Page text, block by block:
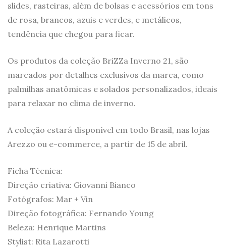
slides, rasteiras, além de bolsas e acessórios em tons
de rosa, brancos, azuis e verdes, e metálicos,
tendência que chegou para ficar.
Os produtos da coleção BriZZa Inverno 21, são
marcados por detalhes exclusivos da marca, como
palmilhas anatômicas e solados personalizados, ideais
para relaxar no clima de inverno.
A coleção estará disponível em todo Brasil, nas lojas
Arezzo ou e-commerce, a partir de 15 de abril.
Ficha Técnica:
Direção criativa: Giovanni Bianco
Fotógrafos: Mar + Vin
Direção fotográfica: Fernando Young
Beleza: Henrique Martins
Stylist: Rita Lazarotti